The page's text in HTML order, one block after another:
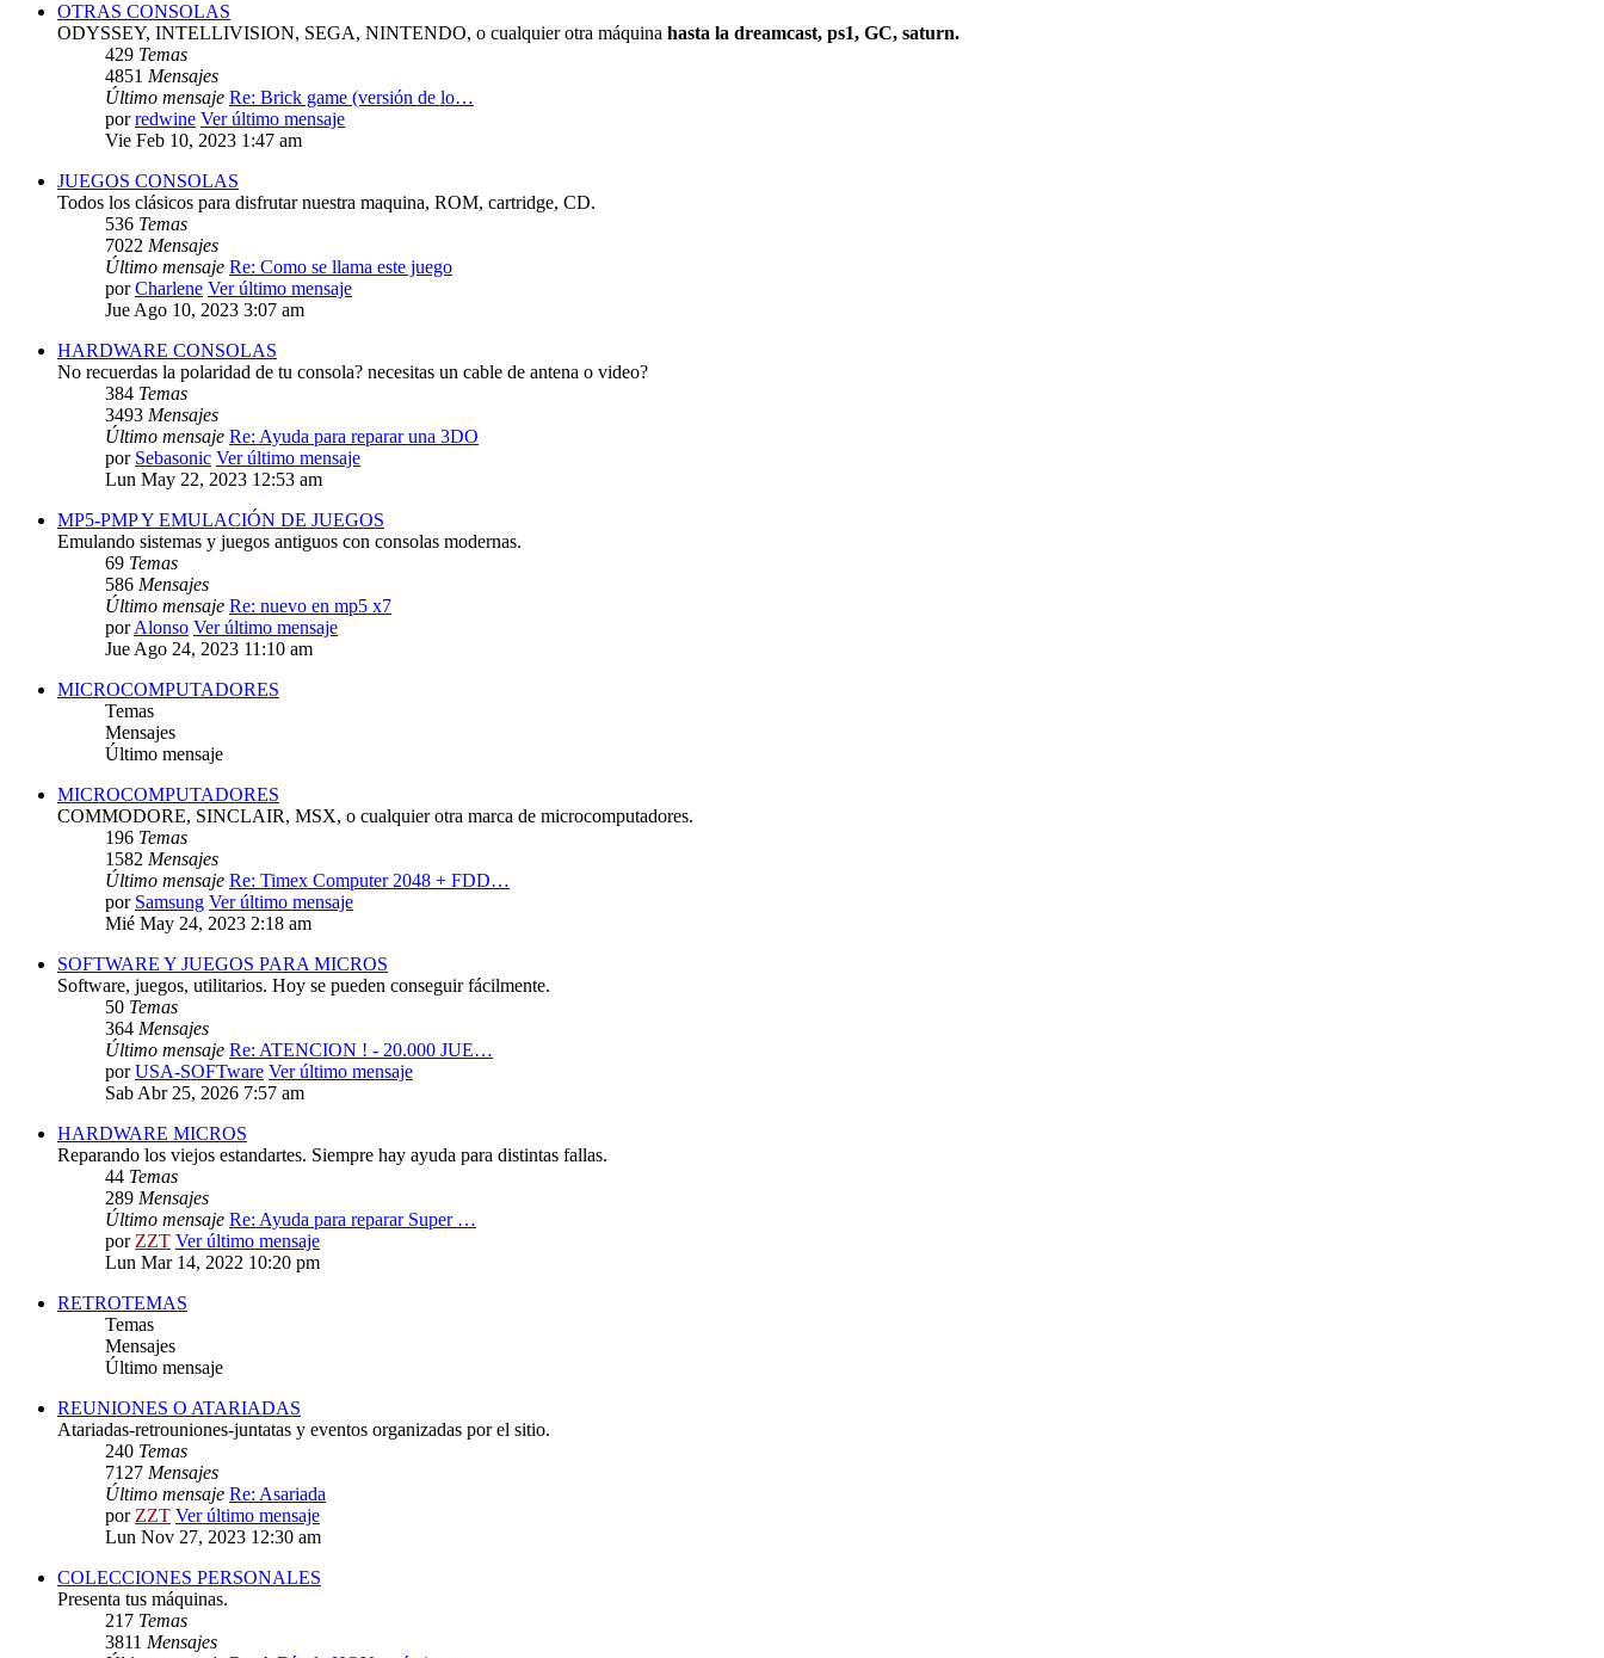
OTRAS CONSOLAS
ODYSSEY, INTELLIVISION, SEGA, NINTENDO, o cualquier otra máquina hasta la dreamcast, ps1, GC, saturn.
429 Temas
4851 Mensajes
Último mensaje Re: Brick game (versión de lo…
porredwine Ver último mensaje
Vie Feb 10, 2023 1:47 am
JUEGOS CONSOLAS
Todos los clásicos para disfrutar nuestra maquina, ROM, cartridge, CD.
536 Temas
7022 Mensajes
Último mensaje Re: Como se llama este juego
porCharlene Ver último mensaje
Jue Ago 10, 2023 3:07 am
HARDWARE CONSOLAS
No recuerdas la polaridad de tu consola? necesitas un cable de antena o video?
384 Temas
3493 Mensajes
Último mensaje Re: Ayuda para reparar una 3DO
por Sebasonic Ver último mensaje
Lun May 22, 2023 12:53 am
MP5-PMP Y EMULACIÓN DE JUEGOS
Emulando sistemas y juegos antiguos con consolas modernas.
69 Temas
586 Mensajes
Último mensaje Re: nuevo en mp5 x7
porAlonso Ver último mensaje
Jue Ago 24, 2023 11:10 am
MICROCOMPUTADORES
Temas
Mensajes
Último mensaje
MICROCOMPUTADORES
COMMODORE, SINCLAIR, MSX, o cualquier otra marca de microcomputadores.
196 Temas
1582 Mensajes
Último mensaje Re: Timex Computer 2048 + FDD…
por Samsung Ver último mensaje
Mié May 24, 2023 2:18 am
SOFTWARE Y JUEGOS PARA MICROS
Software, juegos, utilitarios. Hoy se pueden conseguir fácilmente.
50 Temas
364 Mensajes
Último mensaje Re: ATENCION ! - 20.000 JUE…
porUSA-SOFTware Ver último mensaje
Sab Abr 25, 2026 7:57 am
HARDWARE MICROS
Reparando los viejos estandartes. Siempre hay ayuda para distintas fallas.
44 Temas
289 Mensajes
Último mensaje Re: Ayuda para reparar Super …
porZZT Ver último mensaje
Lun Mar 14, 2022 10:20 pm
RETROTEMAS
Temas
Mensajes
Último mensaje
REUNIONES O ATARIADAS
Atariadas-retrouniones-juntatas y eventos organizadas por el sitio.
240 Temas
7127 Mensajes
Último mensaje Re: Asariada
porZZT Ver último mensaje
Lun Nov 27, 2023 12:30 am
COLECCIONES PERSONALES
Presenta tus máquinas.
217 Temas
3811 Mensajes